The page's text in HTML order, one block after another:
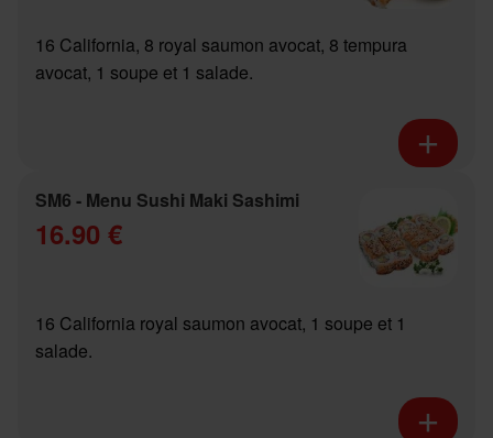
16 California, 8 royal saumon avocat, 8 tempura
avocat, 1 soupe et 1 salade.
SM6 - Menu Sushi Maki Sashimi
16.90 €
16 California royal saumon avocat, 1 soupe et 1
salade.